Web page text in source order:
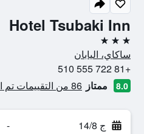
Hotel Tsubaki Inn
3 نجوم
ساكاي، اليابان
+81 722 555 510
8.0 ممتاز 86 من التقييمات تم التحقق منها
ج 14/8 -